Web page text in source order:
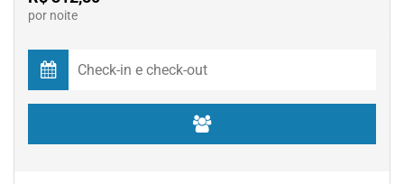
por noite